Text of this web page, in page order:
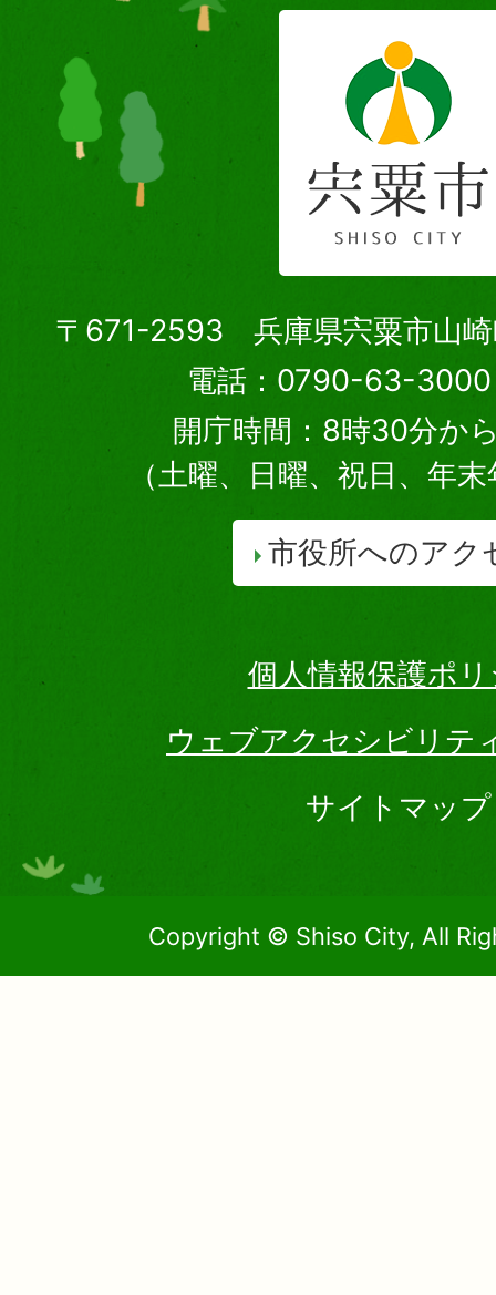
〒671-2593 兵庫県宍粟市山崎
電話：0790-63-3000
開庁時間：8時30分か
（土曜、日曜、祝日、年
市役所へのアク
個人情報保護ポ
ウェブアクセシビリテ
サイトマップ
Copyright © Shiso City, All